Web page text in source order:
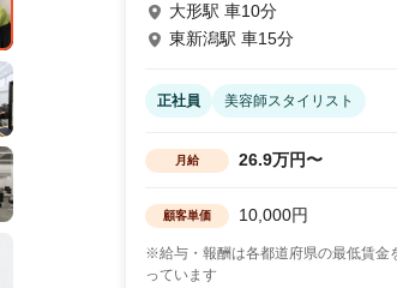
大形駅 車10分
東新潟駅 車15分
正社員 美容師スタイリスト
月給 26.9万円〜
顧客単価 10,000円
※給与・報酬は各都道府県の最低賃金
っています